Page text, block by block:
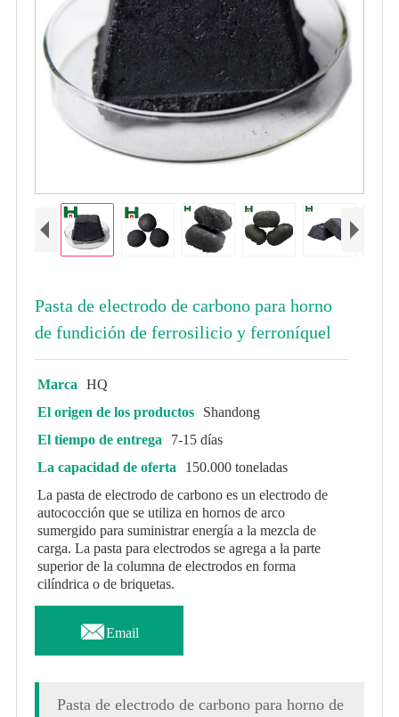
Pasta de electrodo de carbono para horno
de fundición de ferrosilicio y ferroníquel
Marca
HQ
El origen de los productos
Shandong
El tiempo de entrega
7-15 días
La capacidad de oferta
150.000 toneladas
La pasta de electrodo de carbono es un electrodo de
autococción que se utiliza en hornos de arco
sumergido para suministrar energía a la mezcla de
carga. La pasta para electrodos se agrega a la parte
superior de la columna de electrodos en forma
cilíndrica o de briquetas.
Email
Pasta de electrodo de carbono para horno de